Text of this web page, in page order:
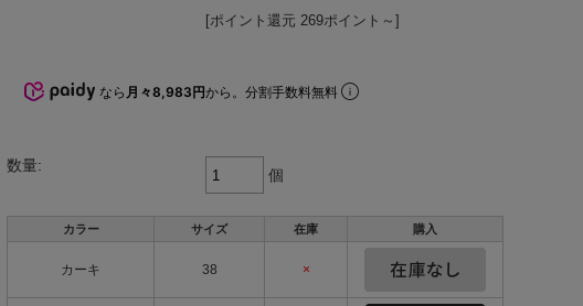
[ポイント還元 269ポイント～]
なら 月々8,983円から。分割手数料無料
数量:
個
カラー サイズ 在庫 購入
カーキ 38 ×